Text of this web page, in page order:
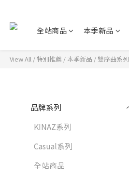
全站商品 本季新品
View All /特別推薦 / 本季新品 /雙序曲系列
品牌系列
KINAZ系列
Casual系列
全站商品